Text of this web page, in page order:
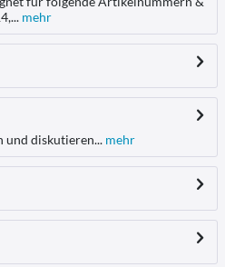
mehr
und diskutieren... mehr